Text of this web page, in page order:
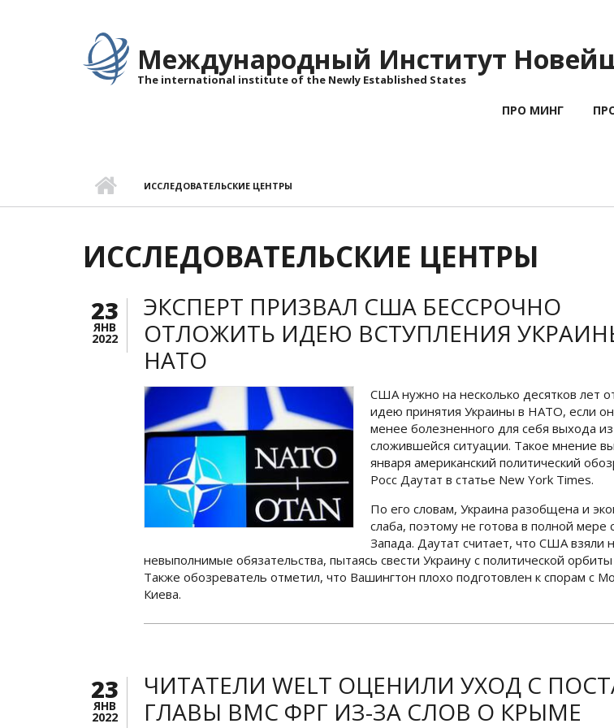
Международный Институт
The international institute of the Newly Established States
ПРО МИНГ
ИССЛЕДОВАТЕЛЬСКИЕ ЦЕНТРЫ
ИССЛЕДОВАТЕЛЬСКИЕ ЦЕНТРЫ
23
ЯНВ
2022
ЭКСПЕРТ ПРИЗВАЛ США БЕССРОЧНО
ОТЛОЖИТЬ ИДЕЮ ВСТУПЛЕНИЯ
НАТО
США нужно на несколько десятков лет
идею принятия Украины в НАТО, если
менее болезненного для себя выхода из
сложившейся ситуации. Такое мнение
января американский политический
Росс Даутат в статье New York Times.
По его словам, Украина разобщена и
слаба, поэтому не готова в полной мере
Запада. Даутат считает, что США взяли
невыполнимые обязательства, пытаясь свести Украину с политической
Также обозреватель отметил, что Вашингтон плохо подготовлен к спорам с
Киева.
23
ЯНВ
2022
ЧИТАТЕЛИ WELT ОЦЕНИЛИ УХОД С
ГЛАВЫ ВМС ФРГ ИЗ-ЗА СЛОВ О КРЫМЕ